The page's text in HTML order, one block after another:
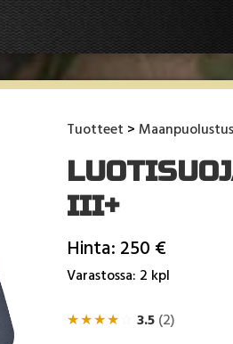
Tuotteet >Maanpuolustus
III+
Hinta: 250 €
Varastossa: 2 kpl
★★★★ 3.5(2)